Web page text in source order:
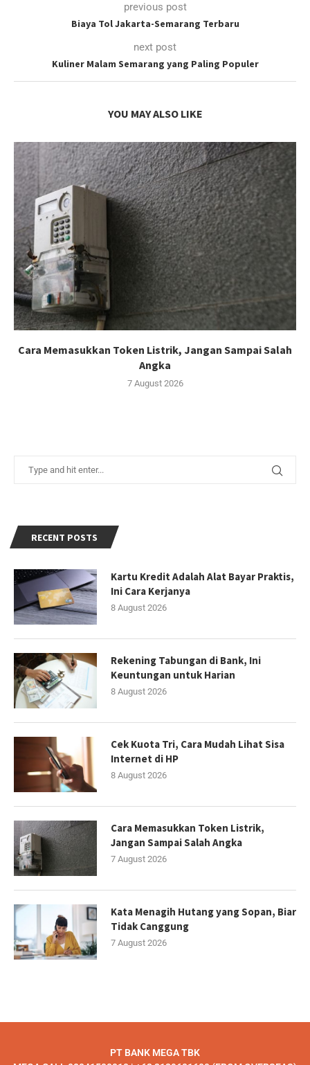
previous post
Biaya Tol Jakarta-Semarang Terbaru
next post
Kuliner Malam Semarang yang Paling Populer
YOU MAY ALSO LIKE
Cara Memasukkan Token Listrik, Jangan Sampai Salah
Angka
7 August 2026
RECENT POSTS
Kartu Kredit Adalah Alat Bayar Praktis,
Ini Cara Kerjanya
8 August 2026
Rekening Tabungan di Bank, Ini
Keuntungan untuk Harian
8 August 2026
Cek Kuota Tri, Cara Mudah Lihat Sisa
Internet di HP
8 August 2026
Cara Memasukkan Token Listrik,
Jangan Sampai Salah Angka
7 August 2026
Kata Menagih Hutang yang Sopan, Biar
Tidak Canggung
7 August 2026
PT BANK MEGA TBK